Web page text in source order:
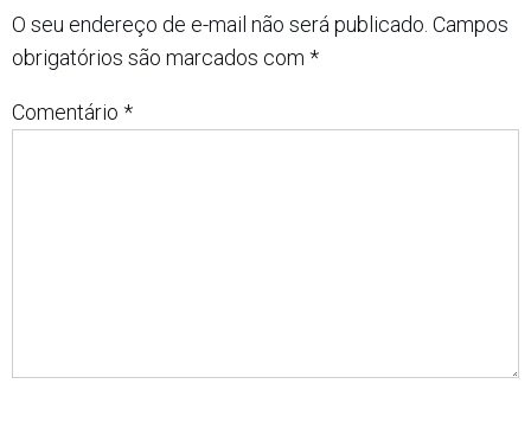
O seu endereço de e-mail não será publicado. Campos
obrigatórios são marcados com *
Comentário *